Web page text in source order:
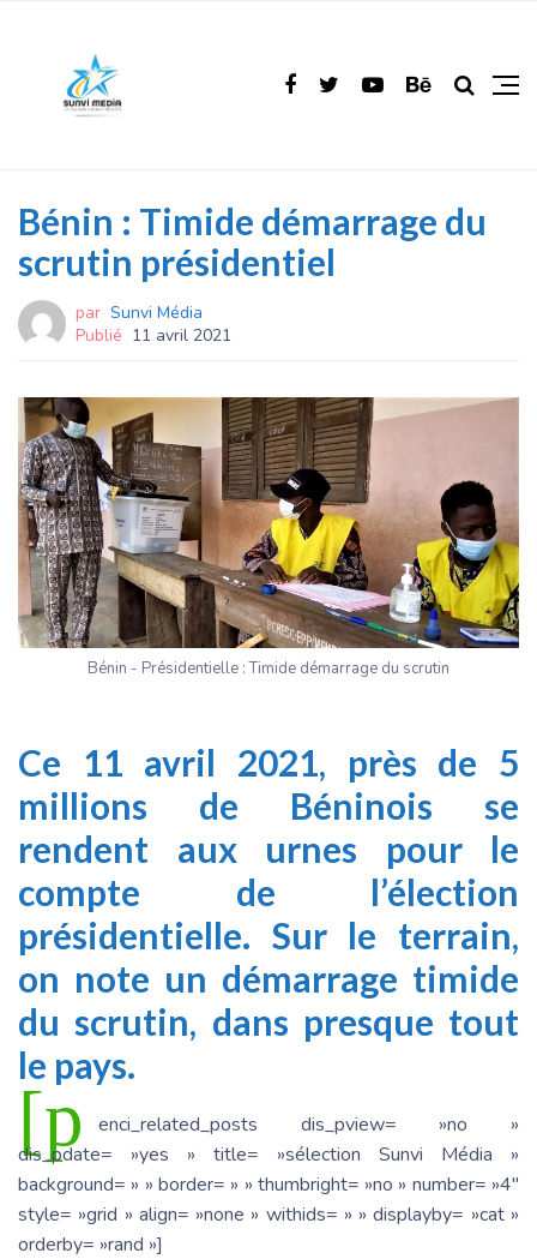
Bénin : Timide démarrage du
scrutin présidentiel
par Sunvi Média
Publié 11 avril 2021
Bénin - Présidentielle : Timide démarrage du scrutin
Ce 11 avril 2021, près de 5
millions de Béninois se
rendent aux urnes pour le
compte de l’élection
présidentielle. Sur le terrain,
on note un démarrage timide
du scrutin, dans presque tout
le pays.
[p
enci_related_posts dis_pview= »no »
dis_pdate= »yes » title= »sélection Sunvi Média »
background= » » border= » » thumbright= »no » number= »4″
style= »grid » align= »none » withids= » » displayby= »cat »
orderby= »rand »]